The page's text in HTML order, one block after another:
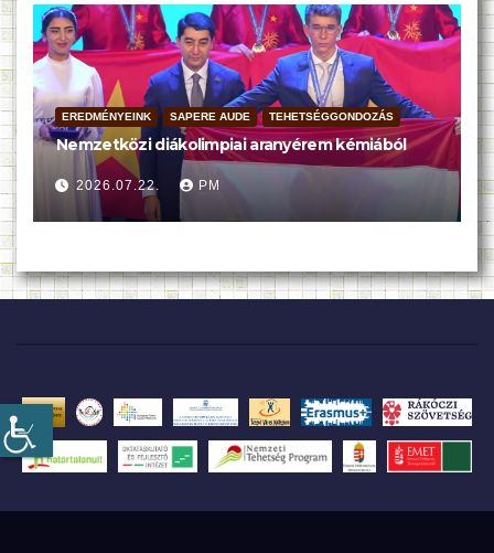
EREDMÉNYEINK SAPERE AUDE TEHETSÉGGONDOZÁS
Nemzetközi diákolimpiai aranyérem kémiából
2026.07.22. PM